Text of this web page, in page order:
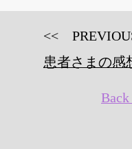
<<
患者さまの感
Back